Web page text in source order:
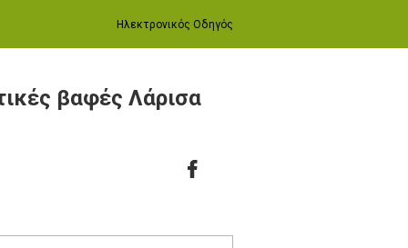
Ηλεκτρονικός Οδηγός
βαφές Λάρισα